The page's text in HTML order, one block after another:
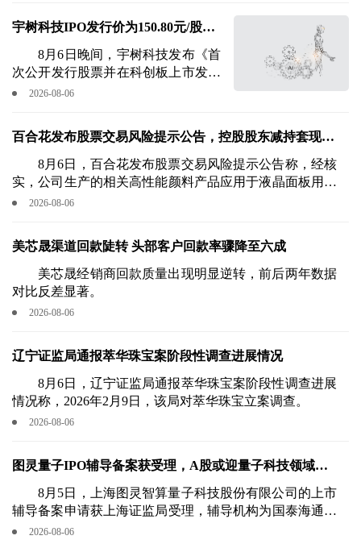
宇树科技IPO发行价为150.80元/股，
DeepSeek成为战略配售投资者
8月6日晚间，宇树科技发布《首
次公开发行股票并在科创板上市发行
公告》称，公司本次发行价格为
2026-08-06
百合花发布股票交易风险提示公告，控股股东减持套现
2.89亿元
8月6日，百合花发布股票交易风险提示公告称，经核
实，公司生产的相关高性能颜料产品应用于液晶面板用光
刻胶领域。
2026-08-06
美芯晟渠道回款陡转 头部客户回款率骤降至六成
美芯晟经销商回款质量出现明显逆转，前后两年数据
对比反差显著。
2026-08-06
辽宁证监局通报萃华珠宝案阶段性调查进展情况
8月6日，辽宁证监局通报萃华珠宝案阶段性调查进展
情况称，2026年2月9日，该局对萃华珠宝立案调查。
2026-08-06
图灵量子IPO辅导备案获受理，A股或迎量子科技领域新
8月5日，上海图灵智算量子科技股份有限公司的上市
辅导备案申请获上海证监局受理，辅导机构为国泰海通证
券股份有限公司。
2026-08-06